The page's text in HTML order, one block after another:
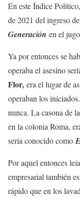
En este Índice
de 2021 del ingreso de
Generación en el
Ya por entonces se
operaba el asesino
Flor, era el lugar de
operaban los
nunca. La casona de
en la colonia Roma,
sería conocido como
Por aquel entonces
empresarial también
rápido que en los